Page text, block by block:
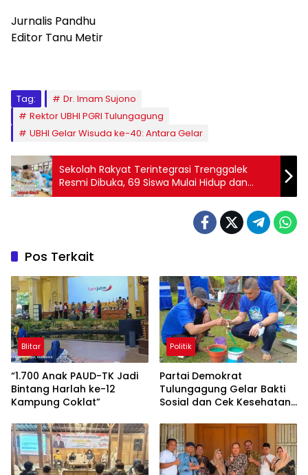
Jurnalis Pandhu
Editor Tanu Metir
Tag:
Dr. Imam Sujono
Rektor UBHI PGRI Tulungagung
UBHI Gelar Wisuda ke-40: Antara Gelar
Sekolah Rakyat Terintegrasi Trenggalek
Resmi Dibuka, 69 Siswa Mulai Hidup dan
Belajar di Asrama
Pos Terkait
Blitar
“1.700 Anak PAUD-TK Jadi
Bintang Harlah ke-12
Kampung Coklat”
Politik
Partai Demokrat
Tulungagung Gelar Bakti
Sosial dan Cek Kesehatan